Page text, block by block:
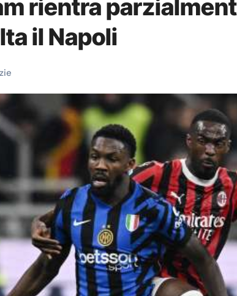
rientra
il Napoli